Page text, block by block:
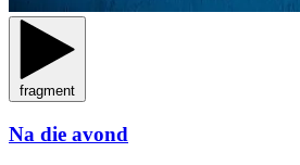
fragment
Na die avond